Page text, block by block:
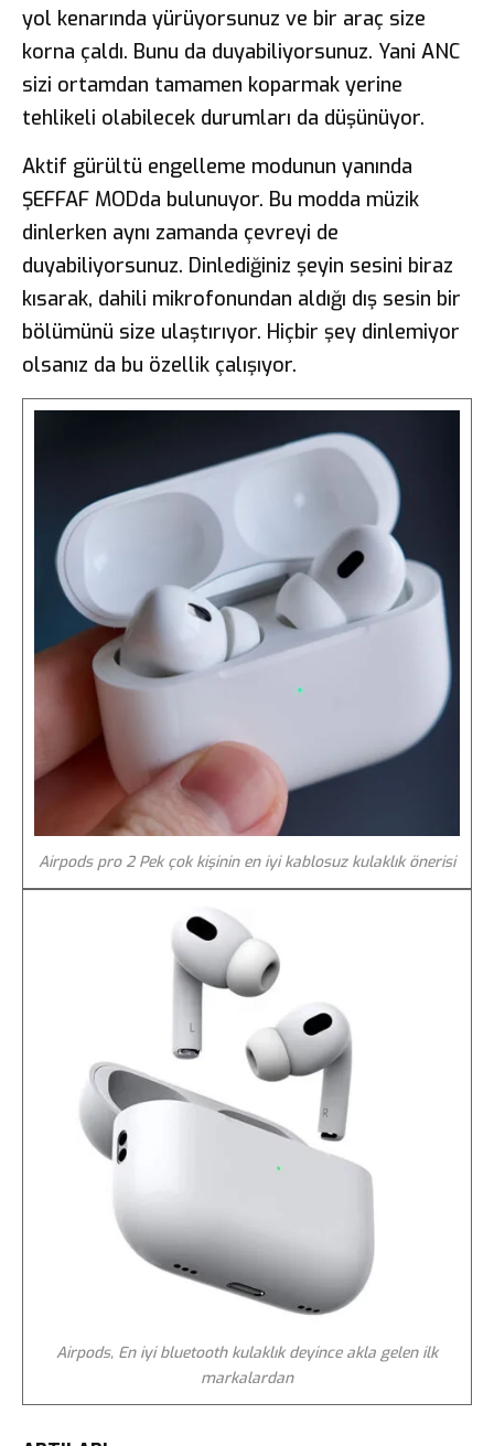
yol kenarında yürüyorsunuz ve bir araç size
korna çaldı. Bunu da duyabiliyorsunuz. Yani ANC
sizi ortamdan tamamen koparmak yerine
tehlikeli olabilecek durumları da düşünüyor.
Aktif gürültü engelleme modunun yanında
ŞEFFAF MODda bulunuyor. Bu modda müzik
dinlerken aynı zamanda çevreyi de
duyabiliyorsunuz. Dinlediğiniz şeyin sesini biraz
kısarak, dahili mikrofonundan aldığı dış sesin bir
bölümünü size ulaştırıyor. Hiçbir şey dinlemiyor
olsanız da bu özellik çalışıyor.
Airpods pro 2 Pek çok kişinin en iyi kablosuz kulaklık önerisi
Airpods, En iyi bluetooth kulaklık deyince akla gelen ilk
markalardan